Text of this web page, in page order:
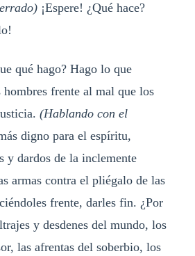
¡Espere! ¿Qué hace?
hago? Hago lo que
hombres frente al mal que los
(Hablando con el
digno para el espíritu,
y dardos de la inclemente
armas contra el pliégalo de las
frente, darles fin. ¿Por
y desdenes del mundo, los
las afrentas del soberbio, los